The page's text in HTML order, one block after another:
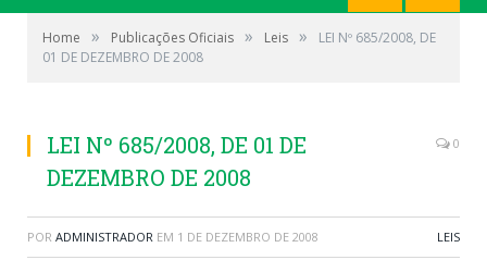
Home » Publicações Oficiais » Leis »
LEI Nº 685/2008, DE
01 DE DEZEMBRO DE 2008
LEI Nº 685/2008, DE 01 DE
DEZEMBRO DE 2008
0
POR ADMINISTRADOR EM 1 DE DEZEMBRO DE 2008 LEIS